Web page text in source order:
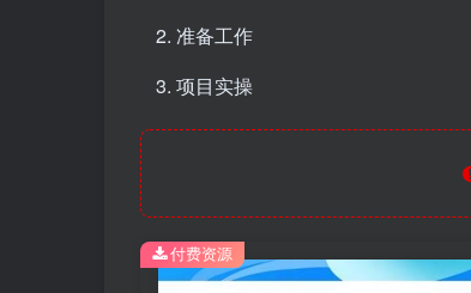
准备工作
项目实操
付费资源